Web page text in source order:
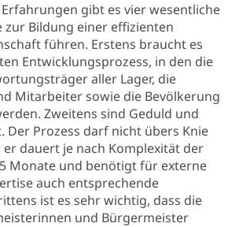
gibt es vier wesentliche
Bildung einer effizienten
führen. Erstens braucht es
Entwicklungsprozess, in den die
aller Lager, die
Mitarbeiter sowie die Bevölkerung
Zweitens sind Geduld und
Der Prozess darf nicht übers Knie
dauert je nach Komplexität der
Monate und benötigt für externe
auch entsprechende
ist es sehr wichtig, dass die
und Bürgermeister